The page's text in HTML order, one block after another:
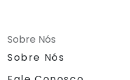
Sobre Nós
Sobre Nós